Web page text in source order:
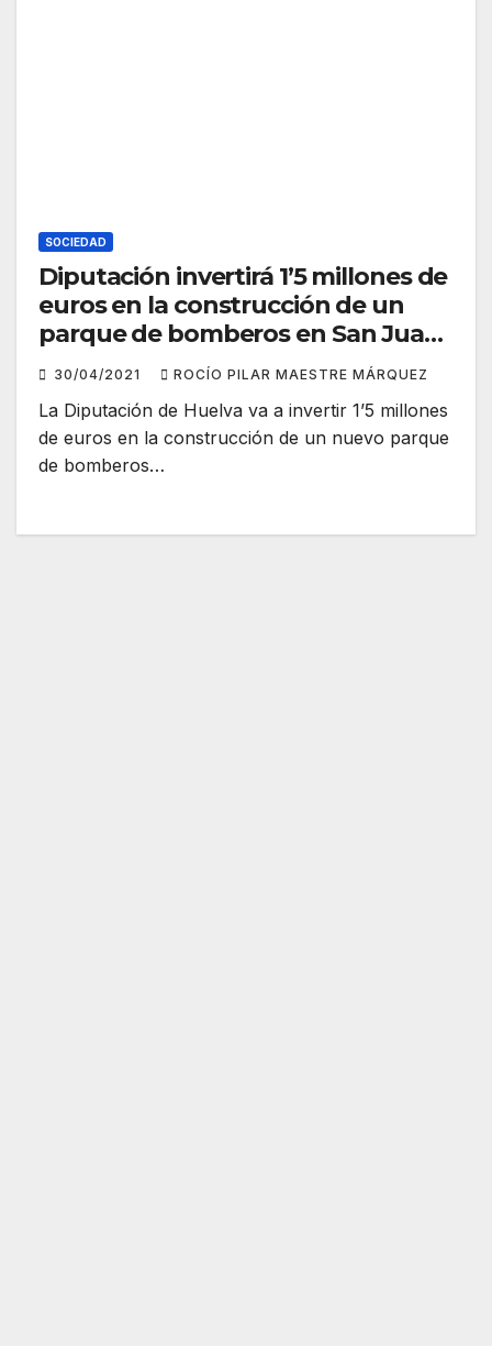
SOCIEDAD
Diputación invertirá 1’5 millones de
euros en la construcción de un
parque de bomberos en San Juan
del Puerto
30/04/2021 ROCÍO PILAR MAESTRE MÁRQUEZ
La Diputación de Huelva va a invertir 1’5 millones
de euros en la construcción de un nuevo parque
de bomberos…